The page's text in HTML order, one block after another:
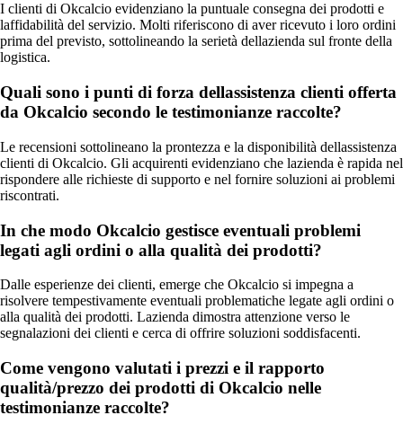
I clienti di Okcalcio evidenziano la puntuale consegna dei prodotti e
laffidabilità del servizio. Molti riferiscono di aver ricevuto i loro ordini
prima del previsto, sottolineando la serietà dellazienda sul fronte della
logistica.
Quali sono i punti di forza dellassistenza clienti offerta
da Okcalcio secondo le testimonianze raccolte?
Le recensioni sottolineano la prontezza e la disponibilità dellassistenza
clienti di Okcalcio. Gli acquirenti evidenziano che lazienda è rapida nel
rispondere alle richieste di supporto e nel fornire soluzioni ai problemi
riscontrati.
In che modo Okcalcio gestisce eventuali problemi
legati agli ordini o alla qualità dei prodotti?
Dalle esperienze dei clienti, emerge che Okcalcio si impegna a
risolvere tempestivamente eventuali problematiche legate agli ordini o
alla qualità dei prodotti. Lazienda dimostra attenzione verso le
segnalazioni dei clienti e cerca di offrire soluzioni soddisfacenti.
Come vengono valutati i prezzi e il rapporto
qualità/prezzo dei prodotti di Okcalcio nelle
testimonianze raccolte?